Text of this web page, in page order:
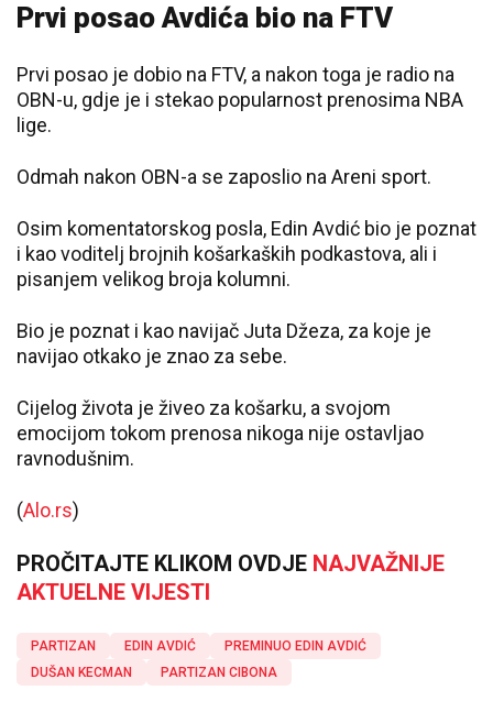
Prvi posao Avdića bio na FTV
Prvi posao je dobio na FTV, a nakon toga je radio na
OBN-u, gdje je i stekao popularnost prenosima NBA
lige.
Odmah nakon OBN-a se zaposlio na Areni sport.
Osim komentatorskog posla, Edin Avdić bio je poznat
i kao voditelj brojnih košarkaških podkastova, ali i
pisanjem velikog broja kolumni.
Bio je poznat i kao navijač Juta Džeza, za koje je
navijao otkako je znao za sebe.
Cijelog života je živeo za košarku, a svojom
emocijom tokom prenosa nikoga nije ostavljao
ravnodušnim.
(Alo.rs)
PROČITAJTE KLIKOM OVDJE NAJVAŽNIJE
AKTUELNE VIJESTI
PARTIZAN EDIN AVDIĆ
PREMINUO EDIN AVDIĆ
DUŠAN KECMAN
PARTIZAN CIBONA